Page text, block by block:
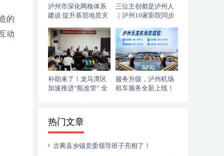
的
动
泸州市深化网格体系
建设 提升基层地质灾
三位主创都是泸州人
｜泸州10家影院同步
今日登陆全国院线
补助来了！龙马潭区
加速推进“瓶改管” 全
服务升级，泸州机场
租车服务全新上线！
热门文章
古蔺县乡镇党委领导班子亮相了！